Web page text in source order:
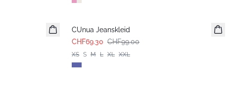
CUnua Jeanskleid
CHF69.30 CHF99.00
XS S M L XL XXL